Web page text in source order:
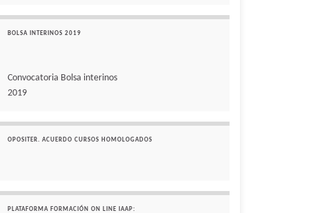
BOLSA INTERINOS 2019
Convocatoria Bolsa interinos
2019
OPOSITER. ACUERDO CURSOS HOMOLOGADOS
PLATAFORMA FORMACIÓN ON LINE IAAP: